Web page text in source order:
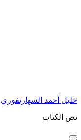
خليل أحمد السهارنفوري
نص الكتاب